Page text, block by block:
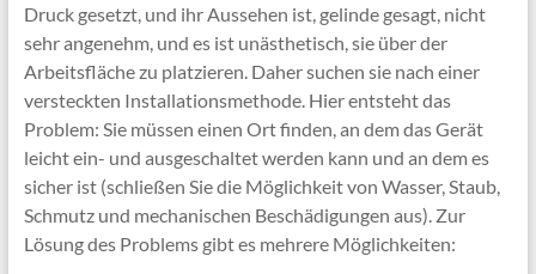
Druck gesetzt, und ihr Aussehen ist, gelinde gesagt, nicht
sehr angenehm, und es ist unästhetisch, sie über der
Arbeitsfläche zu platzieren. Daher suchen sie nach einer
versteckten Installationsmethode. Hier entsteht das
Problem: Sie müssen einen Ort finden, an dem das Gerät
leicht ein- und ausgeschaltet werden kann und an dem es
sicher ist (schließen Sie die Möglichkeit von Wasser, Staub,
Schmutz und mechanischen Beschädigungen aus). Zur
Lösung des Problems gibt es mehrere Möglichkeiten: